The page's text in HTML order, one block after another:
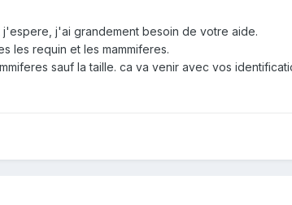
j'ai grandement besoin de votre aide.
les requin et les mammiferes.
sauf la taille. ca va venir avec vos